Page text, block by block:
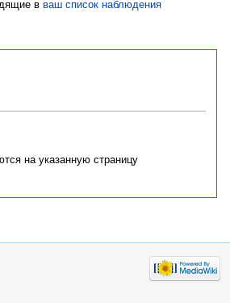
в ваш список наблюдения
на указанную страницу